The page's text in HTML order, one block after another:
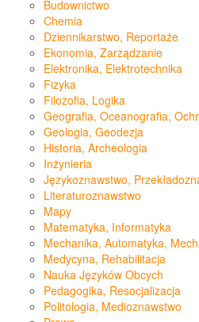
Budownictwo
Chemia
Dziennikarstwo, Reportaże
Ekonomia, Zarządzanie
Elektronika, Elektrotechnika
Fizyka
Filozofia, Logika
Geografia, Oceanografia,
Geologia, Geodezja
Historia, Archeologia
Inżynieria
Językoznawstwo,
Literaturoznawstwo
Mapy
Matematyka, Informatyka
Mechanika, Automatyka,
Medycyna, Rehabilitacja
Nauka Języków Obcych
Pedagogika, Resocjalizacja
Politologia, Medioznawstwo